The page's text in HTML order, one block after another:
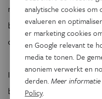
rundsvlees). Onbekend is
bacteriën aanwezig zijn op
om iemand te besmetten
Infectie met ESBL-
blaasontsteking, maar kan
analytische cookies
evalueren en
er marketing cookies
en Google relevant te
media te tonen. De
anoniem verwerkt en
derden.Meer
Policy.